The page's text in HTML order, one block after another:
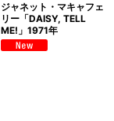
ジャネット・マキャフェ
リー「DAISY, TELL
ME!」1971年